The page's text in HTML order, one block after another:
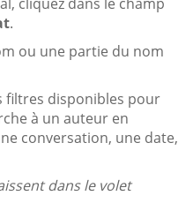
.
ou une partie du nom
filtres disponibles pour
à un auteur en
conversation, une date,
dans le volet